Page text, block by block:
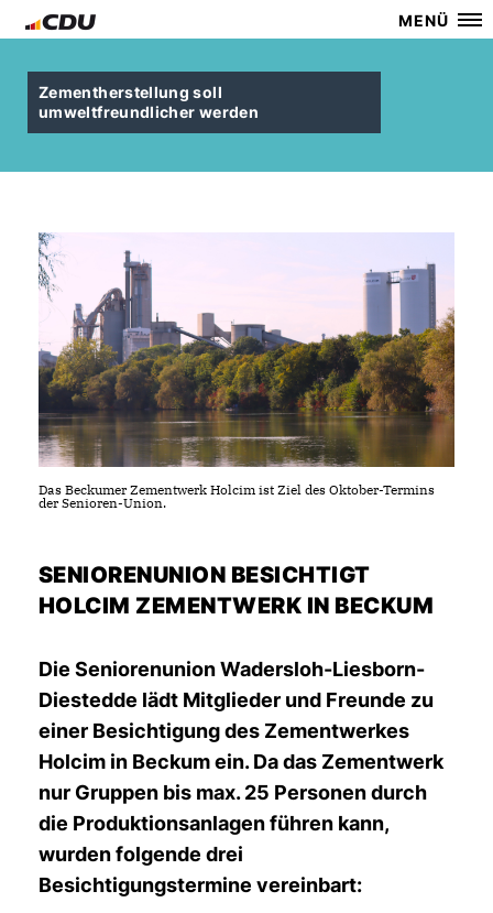
MENÜ
Zementherstellung soll
umweltfreundlicher werden
Das Beckumer Zementwerk Holcim ist Ziel des Oktober-Termins
der Senioren-Union.
SENIORENUNION BESICHTIGT
HOLCIM ZEMENTWERK IN BECKUM
Die Seniorenunion Wadersloh-Liesborn-
Diestedde lädt Mitglieder und Freunde zu
einer Besichtigung des Zementwerkes
Holcim in Beckum ein. Da das Zementwerk
nur Gruppen bis max. 25 Personen durch
die Produktionsanlagen führen kann,
wurden folgende drei
Besichtigungstermine vereinbart: